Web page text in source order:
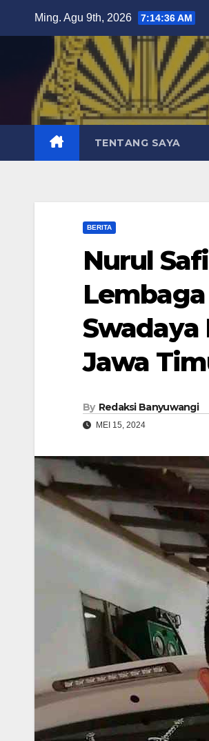
Ming. Agu 9th, 2026 7:14:37 AM
TENTANG SAYA
BERITA
Nurul
Swadaya
Jawa
By Redaksi Banyuwangi
MEI 15, 2024